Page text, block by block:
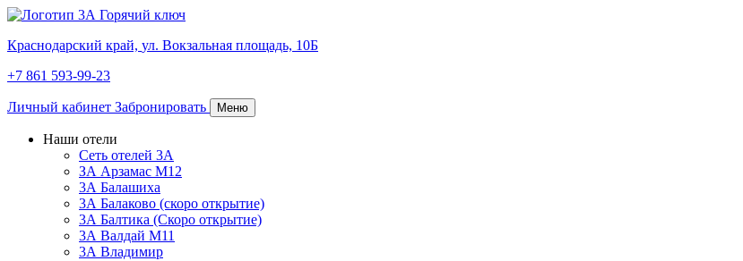
Краснодарский край, ул. Вокзальная площадь, 10Б
+7 861 593-99-23
Личный кабинет Забронировать Меню
Наши отели
Сеть отелей 3А
ЗА Арзамас М12
3А Балашиха
3А Балаково (скоро открытие)
3А Балтика (Скоро открытие)
3А Валдай М11
3А Владимир